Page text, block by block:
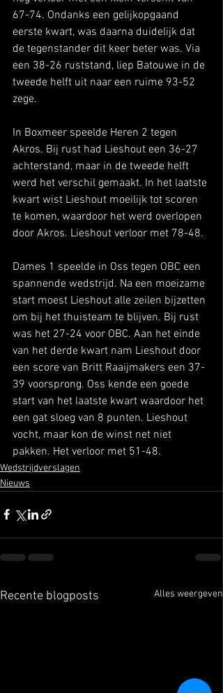
67-74. Ondanks een gelijkopgaand
eerste kwart, was daarna duidelijk dat
de tegenstander dit keer beter was. Via
een 38-26 ruststand, liep Batouwe in de
tweede helft uit naar een ruime 93-52
zege.
In Boxmeer speelde Heren 2 tegen
Akros. Bij rust had Lieshout een 36-27
achterstand, maar in de tweede helft
werd het verschil gemaakt. In het laatste
kwart wist Lieshout moeilijk tot scoren
te komen, waardoor het werd overlopen
door Akros. Lieshout verloor met 78-48.
Dames 1 speelde in Oss tegen OBC een
spannende wedstrijd. Na een moeizame
start moest Lieshout alle zeilen bijzetten
om bij het thuisteam te blijven. Bij rust
was het 27-24 voor OBC. Aan het einde
van het derde kwart nam Lieshout door
een score van Britt Raaijmakers een 37-
39 voorsprong. Oss kende een goede
start van het laatste kwart waardoor het
een gat sloeg van 8 punten. Lieshout
vocht, maar kon de winst net niet
pakken. Het verloor met 51-48.
Wedstrijdverslagen
Nieuws
Recente blogposts Alles weergeven